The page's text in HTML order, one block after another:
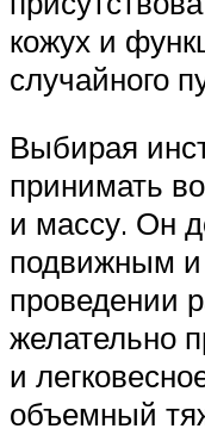
кожух и
случайного
Выбирая
принимать
и массу. Он
подвижным
проведении
желательно
и
объемный